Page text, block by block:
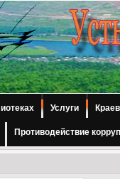
Услуги
Противодействие